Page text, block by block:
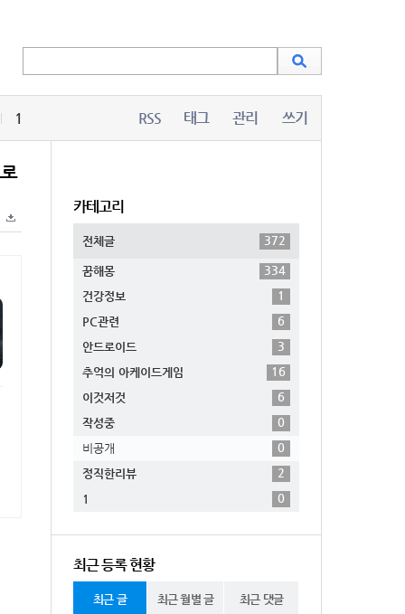
1 RSS 태그 관리 쓰기
카테고리
전체글 372
꿈해몽
334
건강정보
1
PC관련
6
안드로이드
3
추억의 아케이드게임
16
이것저것
6
작성중
0
비공개
0
정직한리뷰
2
1
0
최근 등록 현황
최근 글 최근 월별 글 최근 댓글